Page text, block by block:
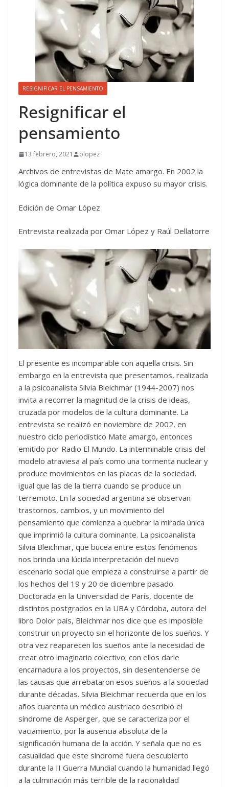
RESIGNIFICAR EL PENSAMIENTO
Resignificar el
pensamiento
13 febrero, 2021 olopez
Archivos de entrevistas de Mate amargo. En 2002 la
lógica dominante de la política expuso su mayor crisis.
Edición de Omar López
Entrevista realizada por Omar López y Raúl Dellatorre
El presente es incomparable con aquella crisis. Sin embargo en la entrevista que presentamos, realizada a la psicoanalista Silvia Bleichmar (1944-2007) nos invita a recorrer la magnitud de la crisis de ideas, cruzada por modelos de la cultura dominante. La entrevista se realizó en noviembre de 2002, en nuestro ciclo periodístico Mate amargo, entonces emitido por Radio El Mundo. La interminable crisis del modelo atraviesa al país como una tormenta nuclear y produce movimientos en las placas de la sociedad, igual que las de la tierra cuando se produce un terremoto. En la sociedad argentina se observan trastornos, cambios, y un movimiento del pensamiento que comienza a quebrar la mirada única que imprimió la cultura dominante. La psicoanalista Silvia Bleichmar, que bucea entre estos fenómenos nos brinda una lúcida interpretación del nuevo escenario social que empieza a construirse a partir de los hechos del 19 y 20 de diciembre pasado. Doctorada en la Universidad de París, docente de distintos postgrados en la UBA y Córdoba, autora del libro Dolor país, Bleichmar nos dice que es imposible construir un proyecto sin el horizonte de los sueños. Y otra vez reaparecen los sueños ante la necesidad de crear otro imaginario colectivo; con ellos darle encarnadura a los proyectos, sin desentenderse de las causas que arrebataron esos sueños a la sociedad durante décadas. Silvia Bleichmar recuerda que en los años cuarenta un médico austriaco describió el síndrome de Asperger, que se caracteriza por el vaciamiento, por la ausencia absoluta de la significación humana de la acción. Y señala que no es casualidad que este síndrome fuera descubierto durante la II Guerra Mundial cuando la humanidad llegó a la culminación más terrible de la racionalidad despojada del sentido. Una de las cosas que planteó el “Asperger” es también un modo de hacer política que se aplicó en nuestro país y se caracteriza porque se cumplen las acciones sin que se tenga en cuenta los efectos que se van a producir humanamente. Se puede tratar de evitar el default a costa de destruir un país y sus habitantes. La cuestión es el vaciamiento del sentido humano de las acciones generales económicas y políticas. Esa es la sensación que tiene la gente, que tiene gobiernos “Asperger”, gobiernos “autistizados”. Bleichmar señala con énfasis el desconocimiento mutuo entre el poder y la sociedad. Desde la gente hay absoluta abstinencia respecto a cualquier proyecto que provenga de los sectores políticos tradicionales. Y desde la cúspide se desconoce todo reclamo del pueblo. Es la primera vez que hay un descrédito impactante de la política tradicional y un accionar político tan importante del conjunto de la sociedad. Aparecen nuevas formas y modos del ejercicio de la política, hay un involucramiento mayor de la gente en las problemáticas sociales. En diciembre pasado hubo un indudable incremento de la angustia colectiva y de la sensación de parálisis. Cuando se precipitaron los acontecimientos del 19 y 20, la sociedad encontró sus propias formas de saneamiento. Rompieron el silencio y la parálisis que son gravemente enfermantes. Silvia Bleichmar regresa al autismo producido por el modelo neoliberal; es indudable que es imposible seguir sosteniendo los proyectos en el puro economicismo. Y lo resume en una frase que le dijo una paciente tiempo atrás: “yo no quiero proyectos, quiero sueños”. Nos afirma que es imposible establecer proyectos si no es en el marco de los sueños. Los proyectos no tienen alcance en sí mismos si no están constituidos en el entretejido de una perspectiva diferente. Por eso insiste en no confundir la derrota con el error. Se refiere a que una cosa es que haya habido un modo de resolución histórico que fue derrotado y otra es que con él fue abortado todo un proyecto de mayor nivel de justicia y racionalidad social. Son –dice- dos cosas diferentes que deben ser recuperadas. Cree que para la mayoría de la sociedad no hay duda que las viejas soluciones no funcionan. Observa que hay algo conmovedor: nadie apela a las viejas frases de este país frente a lo que está ocurriendo. Una cosa es que la democracia vaciada de contenido social sea insuficiente y otra cosa es que pueda ser relevada con otro sistema. Son dos cosas diferentes. Lo que se está planteando es una profundización de la democracia. Si hay una cosa que conmueve es que la gente en vez de pedir un gobierno más fuerte está constituyendo asambleas barriales. Hay un cambio de cualidad en los modos de debate a los que asistimos. Se ha pasado de la olla y los piquetes a las asambleas con lo cual se le empieza a poner palabra a las cosas. Hay algo que hay que tener en cuenta: lo que se descongela no se puede volver a congelar porque es tóxico. Ya no se puede recongelar la sociedad argentina. Bleichmar tiene en claro que ya no se pueden tender puentes de arriba hacia abajo: no se puede dialogar entre los que piensan lo mismo. Cuando hay una diversidad tan grande no se puede excluir las disidencias y acá está excluida la mayor parte del país. Porque si los partidos políticos han perdido toda representatividad, pensar que el diálogo es entre peronistas y radicales es totalmente ridículo. El problema es cómo se va a inaugurar otro tipo de diálogo en el país. Cómo se van a escuchar las palabras que están llegando. La psicoanalista Silvia Bleichmar sostiene que en esta etapa de caos la izquierda tendrá que ponerse las pilas y darse cuenta de que está frente a algo diferente. Los intelectuales también van a tener que ubicarse de otro modo. El “librito” se quemó, se agotó –dice, y se entusiasma- con la enorme productividad pensante en el país. Apela a una escena común en una asamblea barrial; un tipo que es “busca” que vende en los colectivos y está debatiendo de igual a igual con un médico respecto a cómo repensar su forma de vida. Aporta que se produjo una simetrización de las ideas que es absolutamente impactante y cree que los únicos que no se han dado cuenta son los sectores gobernantes que están demasiado preocupados en pagar la hipoteca. Parece certera porque quizás ejercita la duda, la psicoanalista Silvia Bleichmar, no apuesta a los esquemas, bucea en la realidad, sus contradicciones y busca comprender estudiando las marcas que tiene la sociedad en el cuerpo. Omar López. La piel de la gente está endurecida y parece no temer las consecuencias de ir al frente. Silvia Bleichmar. Yo le agregaría un matiz. El endurecimiento es una forma de protección frente a la sensación brutal de que la gente está despellejada. Una forma de protección frente a los golpes que son día a día y además porque no aparece ninguna propuesta sólida que permita ver algún alivio del sufrimiento. Raúl Dellatorre. La alternativa a resignarse, la capacidad de decir: todo se puede cambiar aunque no se haya quedado nada. S.B.: Cuando yo hablo de un endurecimiento de la piel lo que quiero decir es que la gente lo mira con apatía. El odio es tan intenso que sería tan brutal el estallido que produciría si se lo dejara emerger que el endurecimiento de la piel es una protección frente a todo eso. Porque uno ve a esos canallas todos con causas abiertas, todos con comprobación de corrupción, creo que el salto que no se ha dado acá es que la gente encuentre formas que no sean brutales de una solución. La gente está con una posición muy sensata, una tolerancia que no es por complicidad, sino que es una tolerancia en la búsqueda de un camino. Ahora no se los puede reemplazar, no se los puede derribar todavía, entonces hagamos caminos paralelos mientras construimos un país que en el momento en que emerja los tire por la borda. R.D. ¿Cómo es ese paso entre la tolerancia y el poder soportar este impacto y transformarlo en algo constructivo? S.B.: Creo que hay algo que en el país circula con una sensatez sensacional, y no es del lado de la corporación gobernante, es del lado nuestro. La sensatez está en saber que todavía no tenemos opciones claras, con lo cual todavía no podemos derribar nada hasta que no tengamos claro qué construir y de qué manera lo hacemos. La Argentina esta dando una prueba de sensatez fenomenal, porque tolerancia no tenemos. Tenemos un asco horrible. La tolerancia se produce porque hay un sentimiento de soporte de las diferencias. Acá no estamos tolerando, soportamos una situación porque no tenemos claro cómo la transformamos y estamos pensando a mil por hora qué hacemos con esto. Y la politización es que todos estamos pensando qué hacemos. Hay muchas propuestas, pero no tienen el poder de penetrar suficientemente en su capacidad transformadora. O.L.: Parecería que la desmovilización es física y no mental. S.B.: Esto que usted acaba de decir es extraordinario. La gente ha empezado a introducir la política en lo cotidiano. Lo que ocurre es que fue tan brutal el esfuerzo en diciembre y el esfuerzo posterior y es tan grande el agotamiento frente a la indiferencia que creo que eso es lo que produjo la desmovilización. Se jugó una carta muy fuerte en el país en diciembre y no cambió nada y hubo siete muertos. ¿Usted se acuerda de la película Despertares? En esta película se cuenta la experiencia de un neuropsiquiátrico donde los pacientes están inmovilizados porque es tal la velocidad de movimiento que ejerce este tipo de patología que el movimiento termina por anularse a sí mismo. Es como si las manos se movieran a una velocidad tan grande que quedan detenidas. Como la impresión que da el universo. Yo tengo la impresión que la sociedad argentina bulle por debajo de esa epidermis endurecida de cada uno y del conjunto.“ El dolor ha dejado de ser la marca individual de un fracaso o de una pérdida para ser algo del orden de la sociedad en su conjunto”, señala la psicoanalista Silvia Bleichmar para quien estas son dos imágenes fuertes y conmovedoras que sólo ha visto en ocasiones de grandes catástrofes históricas. Señala que “la desesperación que se manifiesta como impotencia y que hasta ahora encontraba so